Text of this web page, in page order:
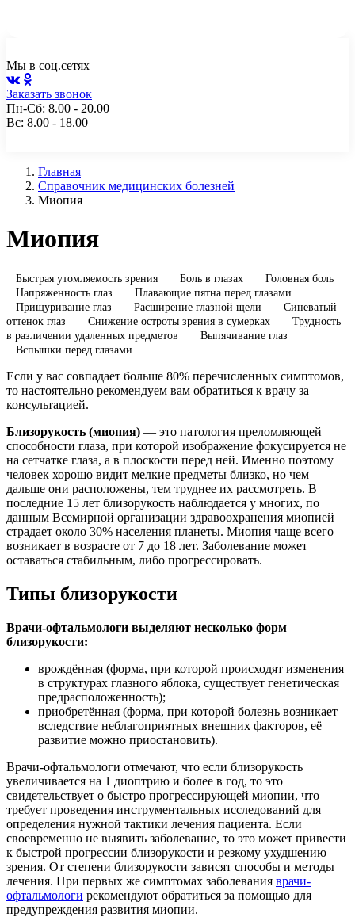
Мы в соц.сетях
Заказать звонок
Пн-Сб: 8.00 - 20.00
Вс: 8.00 - 18.00
Главная
Справочник медицинских болезней
Миопия
Миопия
Быстрая утомляемость зрения Боль в глазах
Головная боль
Напряженность глаз
Плавающие пятна перед глазами
Прищуривание глаз
Расширение глазной щели
Синеватый
оттенок глаз
Снижение остроты зрения в сумерках
Трудность
в различении удаленных предметов
Выпячивание глаз
Вспышки перед глазами
Если у вас совпадает больше 80% перечисленных симптомов,
то настоятельно рекомендуем вам обратиться к врачу за
консультацией.
Близорукость (миопия) — это патология преломляющей
способности глаза, при которой изображение фокусируется не
на сетчатке глаза, а в плоскости перед ней. Именно поэтому
человек хорошо видит мелкие предметы близко, но чем
дальше они расположены, тем труднее их рассмотреть. В
последние 15 лет близорукость наблюдается у многих, по
данным Всемирной организации здравоохранения миопией
страдает около 30% населения планеты. Миопия чаще всего
возникает в возрасте от 7 до 18 лет. Заболевание может
оставаться стабильным, либо прогрессировать.
Типы близорукости
Врачи-офтальмологи выделяют несколько форм
близорукости:
врождённая (форма, при которой происходят изменения
в структурах глазного яблока, существует генетическая
предрасположенность);
приобретённая (форма, при которой болезнь возникает
вследствие неблагоприятных внешних факторов, её
развитие можно приостановить).
Врачи-офтальмологи отмечают, что если близорукость
увеличивается на 1 диоптрию и более в год, то это
свидетельствует о быстро прогрессирующей миопии, что
требует проведения инструментальных исследований для
определения нужной тактики лечения пациента. Если
своевременно не выявить заболевание, то это может привести
к быстрой прогрессии близорукости и резкому ухудшению
зрения. От степени близорукости зависят способы и методы
лечения. При первых же симптомах заболевания врачи-
офтальмологи рекомендуют обратиться за помощью для
предупреждения развития миопии.